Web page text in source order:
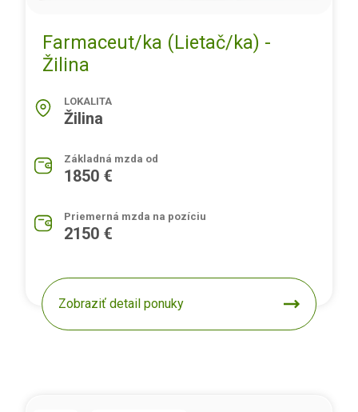
Farmaceut/ka (Lietač/ka) -
Žilina
LOKALITA
Žilina
Základná mzda od
1850 €
Priemerná mzda na pozíciu
2150 €
Zobraziť detail ponuky